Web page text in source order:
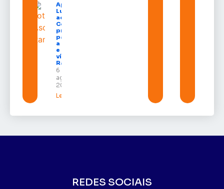
Após veto,
Lula envia
ao
Congresso
projeto
para criar
a UNIFRON
e grava
vídeo para
Randolfe
6 de
agosto de
2026
Leia mais »
REDES SOCIAIS